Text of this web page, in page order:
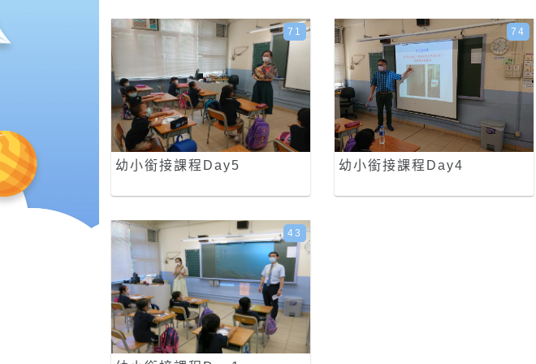
幼小銜接課程Day5
71
幼小銜接課程Day4
74
43